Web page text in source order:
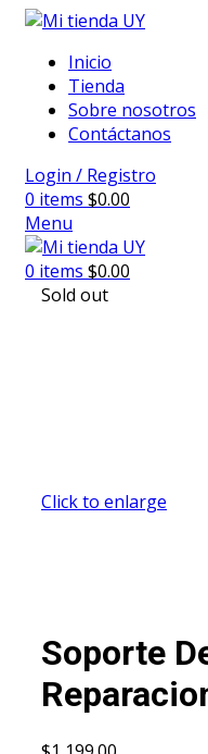
Inicio
Tienda
Sobre nosotros
Contáctanos
Login / Registro
0 items $0.00
Menu
0 items $0.00
Sold out
Click to enlarge
Soporte